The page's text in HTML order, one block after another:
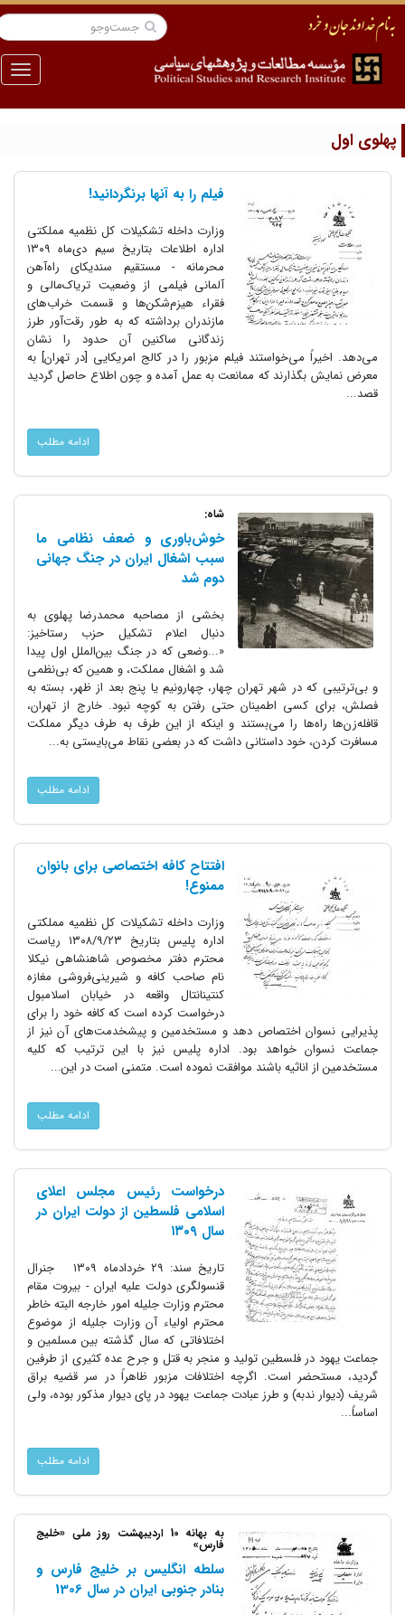
منو
اول
فیلم را به آنها برنگردانید!
وزارت داخله تشکیلات کل نظمیه مملکتی
اداره اطلاعات بتاریخ سیم دی‌ماه ۱۳۰۹
محرمانه - مستقیم سندیکای راه‌آهن
آلمانی فیلمی از وضعیت تریاک‌مالی و
فقراء هیزم‌شکن‌ها و قسمت خراب‌های
مازندران برداشته که به طور رقت‌آور طرز
زندگانی ساکنین آن حدود را نشان
می‌دهد. اخیراً می‌خواستند فیلم مزبور را در کالج امریکایی [در تهران] به
معرض نمایش بگذارند که ممانعت به عمل آمده و چون اطلاع حاصل گردید
قصد...
ادامه مطلب
شاه:
خوش‌باوری و ضعف نظامی ما
سبب اشغال ایران در جنگ جهانی
دوم شد
بخشی از مصاحبه محمدرضا پهلوی به
دنبال اعلام تشکیل حزب رستاخیز:
«...وضعی که در جنگ بین‌الملل اول پیدا
شد و اشغال مملکت، و همین که بی‌نظمی
و بی‌ترتیبی که در شهر تهران چهار، چهارونیم یا پنج بعد از ظهر، بسته به
فصلش، برای کسی اطمینان حتی رفتن به کوچه نبود. خارج از تهران،
قافله‌زن‌ها راه‌ها را می‌بستند و اینکه از این طرف به طرف دیگر مملکت
مسافرت کردن، خود داستانی داشت که در بعضی نقاط می‌بایستی به...
ادامه مطلب
افتتاح کافه اختصاصی برای بانوان
ممنوع!
وزارت داخله تشکیلات کل نظمیه مملکتی
اداره پلیس بتاریخ ۱۳۰۸/۹/۲۳ ریاست
محترم دفتر مخصوص شاهنشاهی نیکلا
نام صاحب کافه و شیرینی‌فروشی مغازه
کنتینانتال واقعه در خیابان اسلامبول
درخواست کرده است که کافه خود را برای
پذیرایی نسوان اختصاص دهد و مستخدمین و پیشخدمت‌های آن نیز از
جماعت نسوان خواهد بود. اداره پلیس نیز با این ترتیب که کلیه
مستخدمین از اناثیه باشند موافقت نموده است. متمنی است در این...
ادامه مطلب
درخواست رئیس مجلس اعلای
اسلامی فلسطین از دولت ایران در
سال ۱۳۰۹
تاریخ سند: ۲۹ خردادماه ۱۳۰۹ جنرال
قنسولگری دولت علیه ایران - بیروت مقام
محترم وزارت جلیله امور خارجه البته خاطر
محترم اولیاء آن وزارت جلیله از موضوع
اختلافاتی که سال گذشته بین مسلمین و
جماعت یهود در فلسطین تولید و منجر به قتل و جرح عده کثیری از طرفین
گردید، مستحضر است. اگرچه اختلافات مزبور ظاهراً در سر قضیه براق
شریف (دیوار ندبه) و طرز عبادت جماعت یهود در پای دیوار مذکور بوده، ولی
اساساً...
ادامه مطلب
به بهانه 10 اردیبهشت روز ملی «خلیج
فارس»
سلطه انگلیس بر خلیج‌ فارس و
بنادر جنوبی ایران در سال 1306